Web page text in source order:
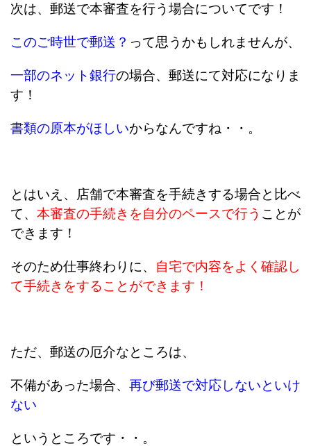
次は、郵送で本審査を行う場合についてです！
このご時世で郵送？ って思うかもしれませんが、
一部のネット銀行の場合、郵送にて対応になりま
す！
書類の原本がほしいからなんですね・・。
とはいえ、店舗で本審査を手続きする場合と比べ
て、 本審査の手続きを自分のペースで行う ことが
できます！
そのため仕事終わりに、 自宅で内容をよく確認し
て手続きをすることができます！
ただ、郵送の厄介なところは、
不備があった場合、 再び郵送で対応しないといけ
ない
というところです・・。